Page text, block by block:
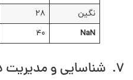
نگین
۲۸
NaN
۴۰
۷. شناسایی و مدیریت داده‌های پرت